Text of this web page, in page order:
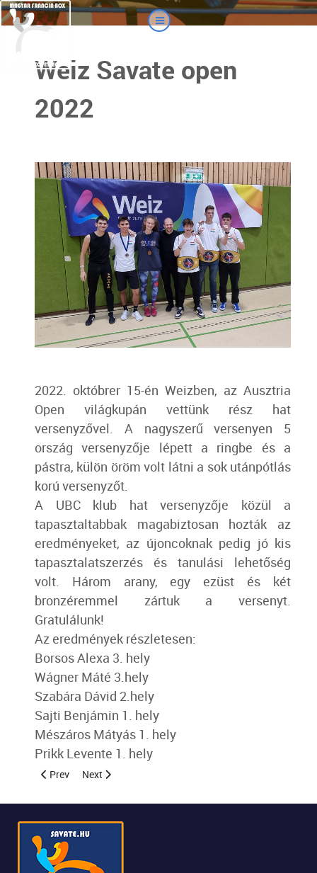
Weiz Savate open
2022
2022. októbrer 15-én Weizben, az Ausztria
Open világkupán vettünk rész hat
versenyzővel. A nagyszerű versenyen 5
ország versenyzője lépett a ringbe és a
pástra, külön öröm volt látni a sok utánpótlás
korú versenyzőt.
A UBC klub hat versenyzője közül a
tapasztaltabbak magabiztosan hozták az
eredményeket, az újoncoknak pedig jó kis
tapasztalatszerzés és tanulási lehetőség
volt. Három arany, egy ezüst és két
bronzéremmel zártuk a versenyt.
Gratulálunk!
Az eredmények részletesen:
Borsos Alexa 3. hely
Wágner Máté 3.hely
Szabára Dávid 2.hely
Sajti Benjámin 1. hely
Mészáros Mátyás 1. hely
Prikk Levente 1. hely
Previous article: I. Dragon Challenge Open Savate verseny
Prev Next article: Beactive rendezvény
Next